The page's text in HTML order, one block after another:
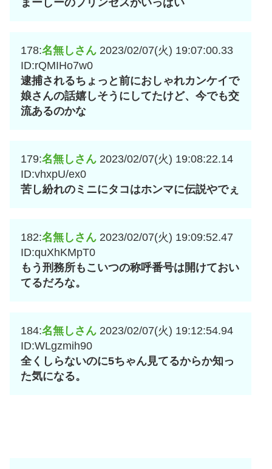
178:名無しさん 2023/02/07(火) 19:07:00.33
ID:rQMIHo7w0
逮捕されるちょっと前におしゃれカンケイで
娘さんの話嬉しそうにしてたけど、今でも交
流あるのかな
179:名無しさん 2023/02/07(火) 19:08:22.14
ID:vhxpU/ex0
苦し紛れのミニにタコはホンマに伝説やでぇ
182:名無しさん 2023/02/07(火) 19:09:52.47
ID:quXhKMpT0
もう刑務所もこいつの称呼番号は開けておい
てるだろな。
184:名無しさん 2023/02/07(火) 19:12:54.94
ID:WLgzmih90
全くしらないのに5ちゃん見てるからか知っ
た気になる。